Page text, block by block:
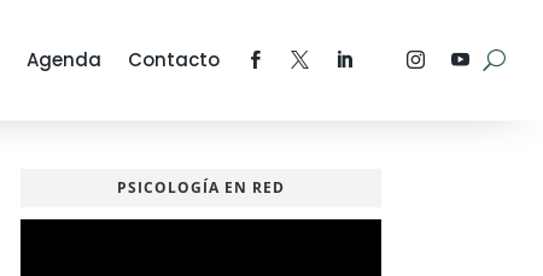
Agenda Contacto
PSICOLOGÍA EN RED